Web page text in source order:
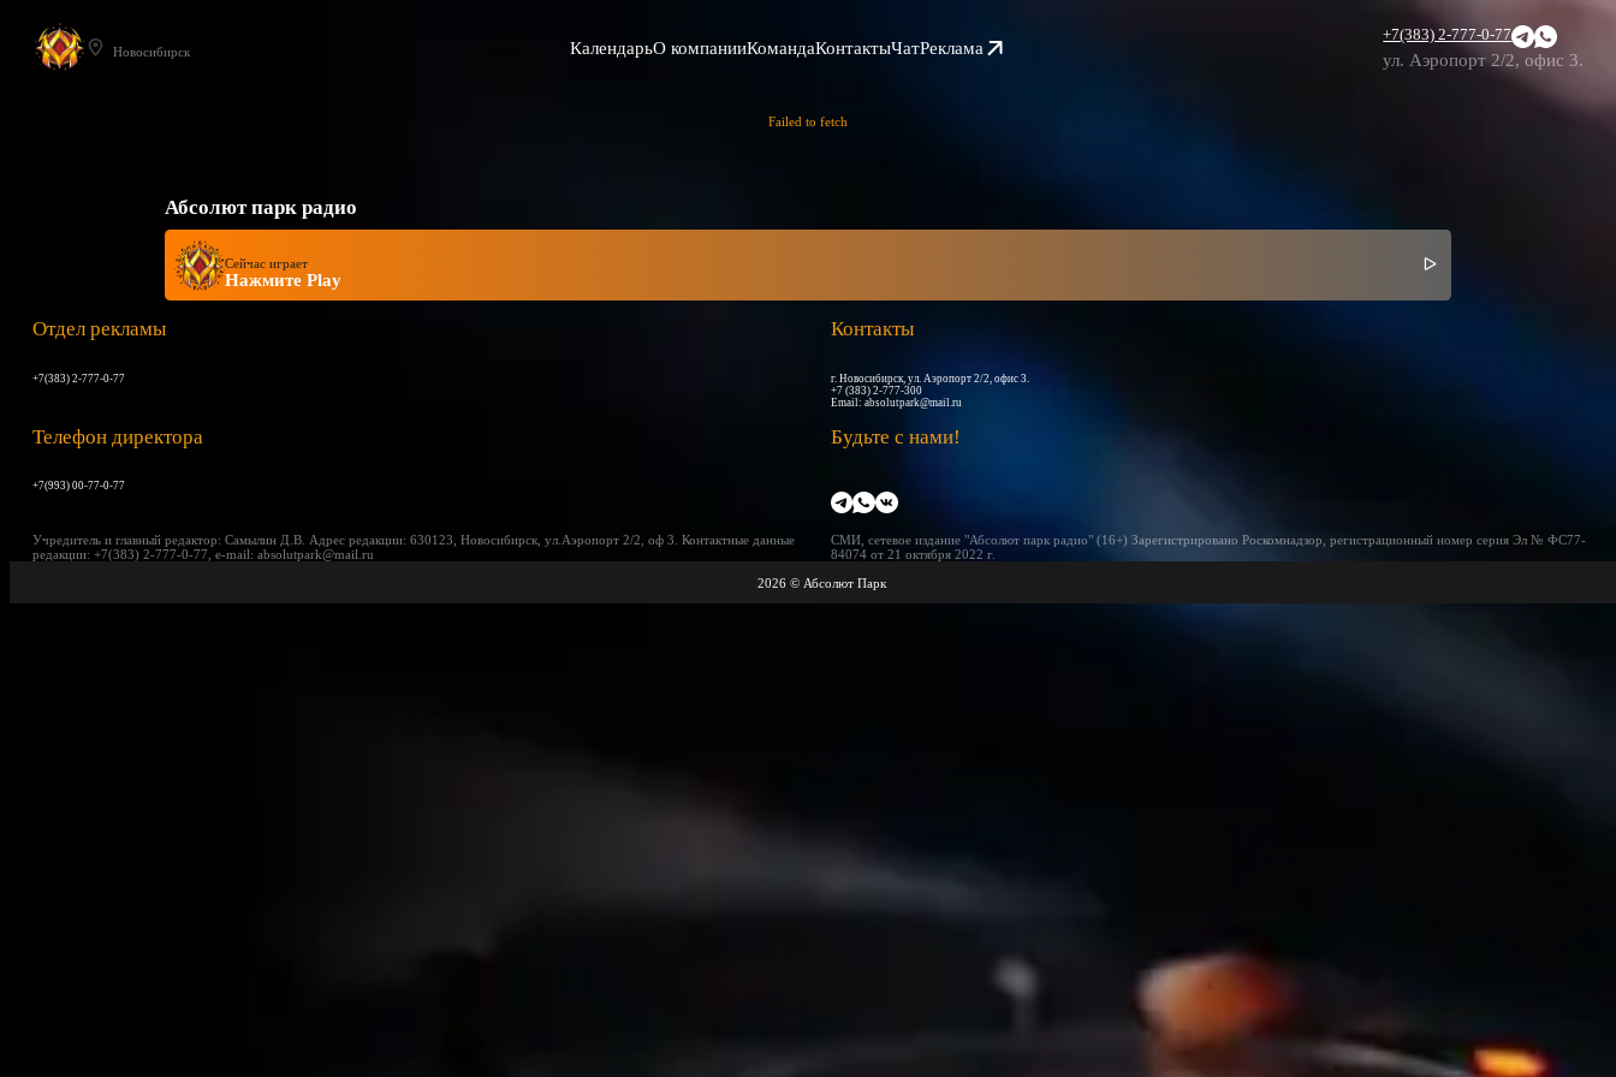
Новосибирск КалендарьО компанииКомандаКонтактыЧатРеклама
+7(383) 2-777-0-77
ул. Аэропорт 2/2, офис 3.
Failed to fetch
Абсолют парк радио
Сейчас играет
Нажмите Play
Отдел рекламы
+7(383) 2-777-0-77
Контакты
г. Новосибирск, ул. Аэропорт 2/2, офис 3.
+7 (383) 2-777-300
Email: absolutpark@mail.ru
Телефон директора
+7(993) 00-77-0-77
Будьте с нами!
Учредитель и главный редактор: Самылин Д.В. Адрес редакции: 630123, Новосибирск, ул.Аэропорт 2/2, оф 3. Контактные данные
редакции: +7(383) 2-777-0-77, e-mail: absolutpark@mail.ru
СМИ, сетевое издание "Абсолют парк радио" (16+) Зарегистрировано Роскомнадзор, регистрационный номер серия Эл № ФС77-
84074 от 21 октября 2022 г.
2026 © Абсолют Парк